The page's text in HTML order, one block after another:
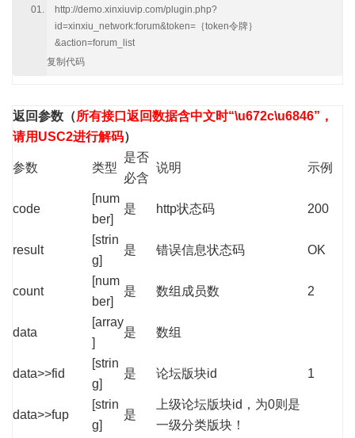
http://demo.xinxiuvip.com/plugin.php?
id=xinxiu_network:forum&token=｛token令牌｝
&action=forum_list
复制代码
返回参数 （所有接口返回数据含中文时“\u672c\u6846”，
请用USC2进行解码）
参数 类型
是否
必含
说明 示例
code
[num
ber]
是 http状态码 200
result
[strin
g]
是 错误信息状态码 OK
count
[num
ber]
是 数组成员数 2
data
[array
]
是 数组
data>>fid
[strin
g]
是 论坛版块id 1
data>>fup
[strin
g]
是
上级论坛版块id，为0则是
一级分类版块！